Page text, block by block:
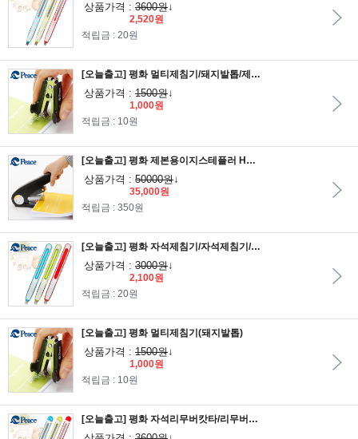
상품가격 : 3600원↓
2,520원
적립금 : 20원
[오늘출고] 평화 멀티제침기/돼지발톱/제침기
상품가격 : 1500원↓
1,000원
적립금 : 10원
[오늘출고] 평화 제본용이지스테플러 HD-400/스테이플러/호치케스/스템플러/스태플러/타카/스탬플러/타카침/스테플러심/손타카/공구
상품가격 : 50000원↓
35,000원
적립금 : 350원
[오늘출고] 평화 자석제침기/자석제침기/리무버캇타/리무커컷터/카타/스테플러제거/핀제거기
상품가격 : 3000원↓
2,100원
적립금 : 20원
[오늘출고] 평화 멀티제침기(돼지발톱)
상품가격 : 1500원↓
1,000원
적립금 : 10원
[오늘출고] 평화 자석리무버캇타/리무버컷터/리무커커터/자석제침기/카타/스테플러제거/핀제거기